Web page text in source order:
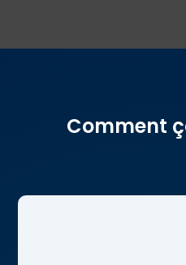
Comment